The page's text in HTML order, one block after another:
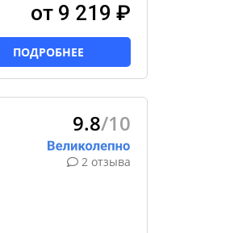
от 9 219 ₽
ПОДРОБНЕЕ
9.8/10
2 отзыва